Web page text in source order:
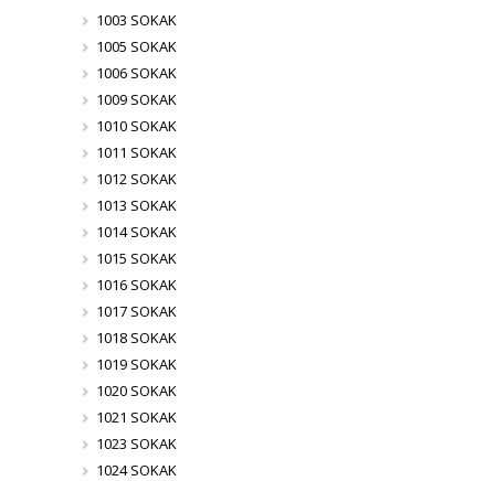
1003 SOKAK
1005 SOKAK
1006 SOKAK
1009 SOKAK
1010 SOKAK
1011 SOKAK
1012 SOKAK
1013 SOKAK
1014 SOKAK
1015 SOKAK
1016 SOKAK
1017 SOKAK
1018 SOKAK
1019 SOKAK
1020 SOKAK
1021 SOKAK
1023 SOKAK
1024 SOKAK